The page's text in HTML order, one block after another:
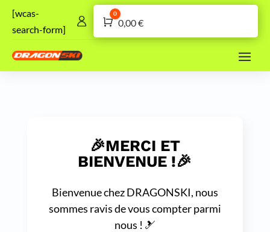
[wcas-
search-form]
Panier
0
0,00€
🎉MERCI ET
BIENVENUE !🎉
Bienvenue chez DRAGONSKI, nous
sommes ravis de vous compter parmi
nous ! 🎿